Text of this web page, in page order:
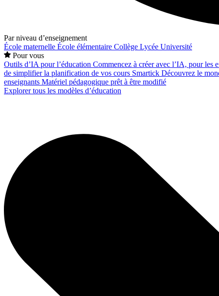
Par niveau d’enseignement
École maternelle École élémentaire Collège Lycée Université
Pour vous
Outils d’IA pour l’éducation Commencez à créer avec l’IA, pour les
de simplifier la planification de vos cours Smartick Découvrez le
enseignants Matériel pédagogique prêt à être modifié
Explorer tous les modèles d’éducation